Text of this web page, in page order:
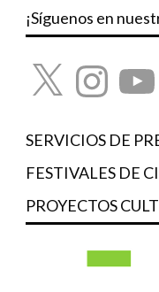
¡Síguenos en
X Instagram
SERVICIOS DE
FESTIVALES DE
PROYECTOS